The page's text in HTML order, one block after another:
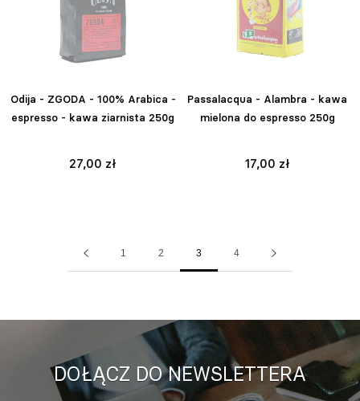
Odija - ZGODA - 100% Arabica -
espresso - kawa ziarnista 250g
27,00 zł
Passalacqua - Alambra - kawa
mielona do espresso 250g
17,00 zł
1 2 3 4
DOŁĄCZ DO NEWSLETTERA